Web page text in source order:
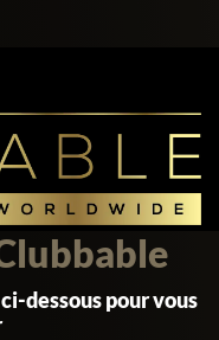
dessous pour vous